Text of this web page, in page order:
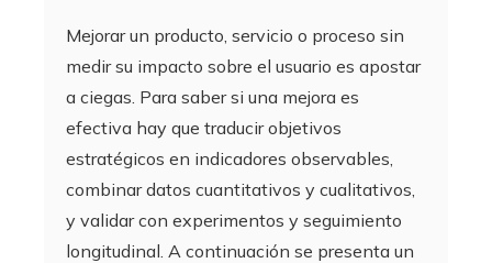
Mejorar un producto, servicio o proceso sin
medir su impacto sobre el usuario es apostar
a ciegas. Para saber si una mejora es
efectiva hay que traducir objetivos
estratégicos en indicadores observables,
combinar datos cuantitativos y cualitativos,
y validar con experimentos y seguimiento
longitudinal. A continuación se presenta un